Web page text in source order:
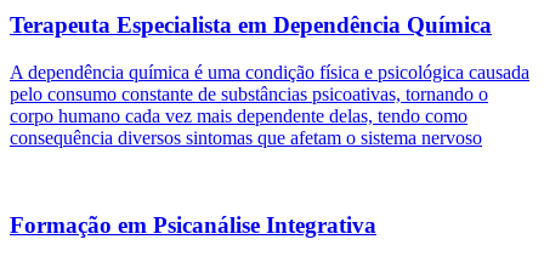
Terapeuta Especialista em Dependência Química
A dependência química é uma condição física e psicológica causada
pelo consumo constante de substâncias psicoativas, tornando o
corpo humano cada vez mais dependente delas, tendo como
consequência diversos sintomas que afetam o sistema nervoso
Formação em Psicanálise Integrativa